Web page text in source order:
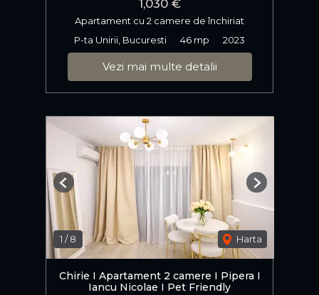
1,030 €
Apartament cu 2 camere de închiriat
P-ta Unirii, Bucuresti
46 mp 2023
Vezi mai multe detalii
1 /8 Harta
Previous Next
Chirie I Apartament 2 camere I Pipera I
Iancu Nicolae I Pet Friendly